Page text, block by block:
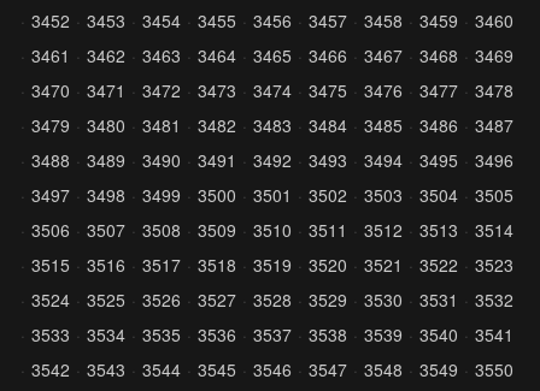
3452
3453 3454 3455 3456 3457 3458 3459
3460
3461
3462 3463 3464 3465 3466 3467 3468
3469
3470
3471 3472 3473 3474 3475 3476 3477
3478
3479
3480 3481 3482 3483 3484 3485 3486
3487
3488
3489 3490 3491 3492 3493 3494 3495
3496
3497
3498 3499 3500 3501 3502 3503 3504
3505
3506
3507 3508 3509 3510 3511 3512 3513
3514
3515
3516 3517 3518 3519 3520 3521 3522
3523
3524
3525 3526 3527 3528 3529 3530 3531
3532
3533
3534 3535 3536 3537 3538 3539 3540
3541
3542
3543 3544 3545 3546 3547 3548 3549
3550